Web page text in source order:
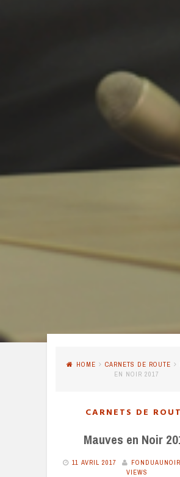
HOME CARNETS DE ROUTE
EN NOIR 2017
CARNETS DE
Mauves en Noir
11 AVRIL 2017 FONDUAUNOIR
VIEWS